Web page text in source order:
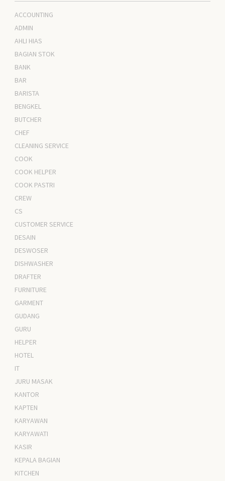
ACCOUNTING
ADMIN
AHLI HIAS
BAGIAN STOK
BANK
BAR
BARISTA
BENGKEL
BUTCHER
CHEF
CLEANING SERVICE
COOK
COOK HELPER
COOK PASTRI
CREW
CS
CUSTOMER SERVICE
DESAIN
DESWOSER
DISHWASHER
DRAFTER
FURNITURE
GARMENT
GUDANG
GURU
HELPER
HOTEL
IT
JURU MASAK
KANTOR
KAPTEN
KARYAWAN
KARYAWATI
KASIR
KEPALA BAGIAN
KITCHEN